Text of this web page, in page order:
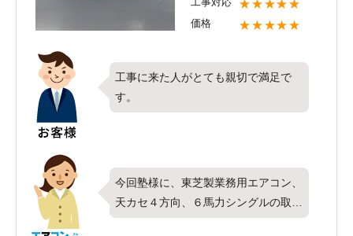
りにも自信を持っております。
しまったからすぐに入替したい、とい
うお客様の声に、エアコンコムは喜ん
で工事させて頂きます。
★★★★★
価格 ★★★★★
工事に来た人がとても親切で満足で
す。
今回塾様に、東芝製業務用エアコン、
天カセ４方向、６馬力シングルの取替
工事を行いました。